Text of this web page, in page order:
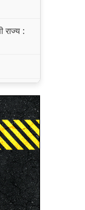
राज्य :